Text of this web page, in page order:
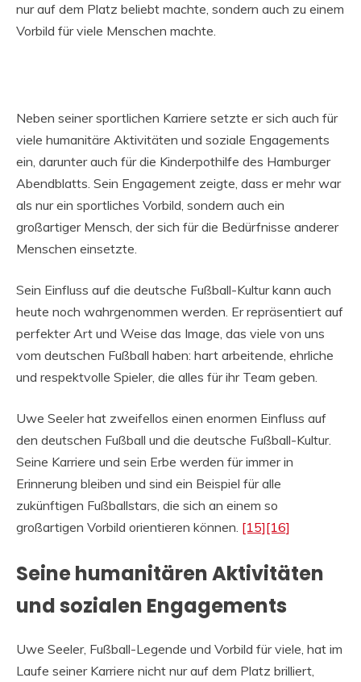
nur auf dem Platz beliebt machte, sondern auch zu einem
Vorbild für viele Menschen machte.
Neben seiner sportlichen Karriere setzte er sich auch für
viele humanitäre Aktivitäten und soziale Engagements
ein, darunter auch für die Kinderpothilfe des Hamburger
Abendblatts. Sein Engagement zeigte, dass er mehr war
als nur ein sportliches Vorbild, sondern auch ein
großartiger Mensch, der sich für die Bedürfnisse anderer
Menschen einsetzte.
Sein Einfluss auf die deutsche Fußball-Kultur kann auch
heute noch wahrgenommen werden. Er repräsentiert auf
perfekter Art und Weise das Image, das viele von uns
vom deutschen Fußball haben: hart arbeitende, ehrliche
und respektvolle Spieler, die alles für ihr Team geben.
Uwe Seeler hat zweifellos einen enormen Einfluss auf
den deutschen Fußball und die deutsche Fußball-Kultur.
Seine Karriere und sein Erbe werden für immer in
Erinnerung bleiben und sind ein Beispiel für alle
zukünftigen Fußballstars, die sich an einem so
großartigen Vorbild orientieren können. [15][16]
Seine humanitären Aktivitäten
und sozialen Engagements
Uwe Seeler, Fußball-Legende und Vorbild für viele, hat im
Laufe seiner Karriere nicht nur auf dem Platz brilliert,